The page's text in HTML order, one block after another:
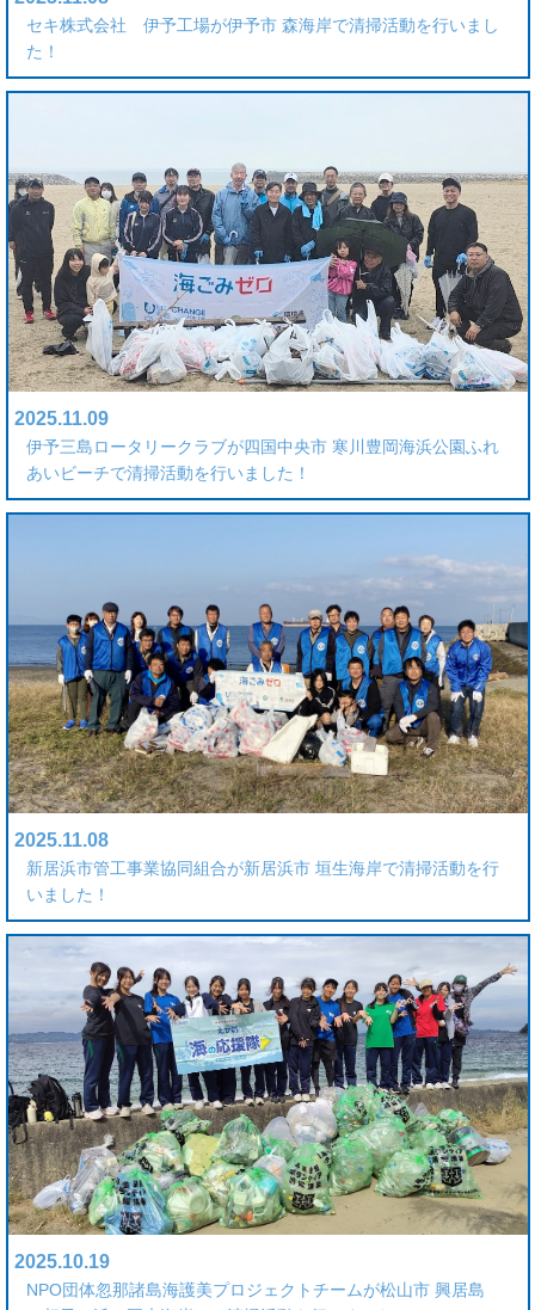
セキ株式会社 伊予工場が伊予市 森海岸で清掃活動を行いまし
た！
2025.11.09
伊予三島ロータリークラブが四国中央市 寒川豊岡海浜公園ふれ
あいビーチで清掃活動を行いました！
2025.11.08
新居浜市管工事業協同組合が新居浜市 垣生海岸で清掃活動を行
いました！
2025.10.19
NPO団体忽那諸島海護美プロジェクトチームが松山市 興居島